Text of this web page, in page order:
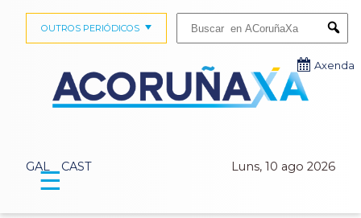
GAL CAST Luns, 10 ago 2026
OUTROS PERIÓDICOS
Axenda
☰